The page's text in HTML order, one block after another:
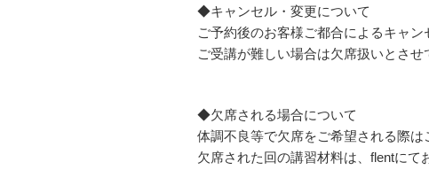
◆キャンセル・変更について
ご予約後のお客様ご都合によるキャ
ご受講が難しい場合は欠席扱いとさせ
◆欠席される場合について
体調不良等で欠席をご希望される際
欠席された回の講習材料は、flentにて